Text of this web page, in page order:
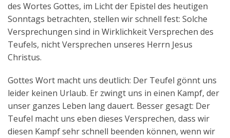
des Wortes Gottes, im Licht der Epistel des heutigen
Sonntags betrachten, stellen wir schnell fest: Solche
Versprechungen sind in Wirklichkeit Versprechen des
Teufels, nicht Versprechen unseres Herrn Jesus
Christus.
Gottes Wort macht uns deutlich: Der Teufel gönnt uns
leider keinen Urlaub. Er zwingt uns in einen Kampf, der
unser ganzes Leben lang dauert. Besser gesagt: Der
Teufel macht uns eben dieses Versprechen, dass wir
diesen Kampf sehr schnell beenden können, wenn wir